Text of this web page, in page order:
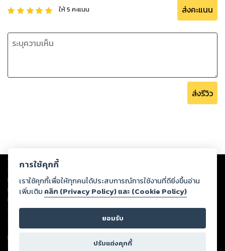
ให้5 คะแนน ส่งคะแนน
ส่งรีวิว
Copyright © 2026
ต่อผลงานหรือเนื้อหาใดที่อัปโหลดผ่านเว็บไซต์และปรากฏว่าละเมิดสิทธิใน
ทรัพย์สินทางปัญญาของบุคคลอื่นหรือขัดต่อกฎหมายและศีลธรรม ดังนั้น ผู้อ่าน
ทุกท่านโปรดใช้วิจารณญาณในการกลั่นกรองด้วยตนเอง และหากท่านพบว่าส่วน
หนึ่งส่วนใดขัดต่อกฎหมายและศีลธรรม กรุณาแจ้งมายังบริษัท เพื่อทีมงานจะได้
ดำเนินการในทันที ทั้งนี้ ทางสตอรี่ล็อกขอสงวนลิขสิทธิ์ตามพระราชบัญญัติ
ลิขสิทธิ์ พ.ศ. 2537 (ฉบับล่าสุด)
For support: member@ookbee.com
Version
การใช้คุกกี้
เราใช้คุกกี้เพื่อให้ทุกคนได้ประสบการณ์การใช้งานที่ดียิ่งขึ้นอ่าน
เพิ่มเติม คลิก (Privacy Policy) และ (Cookie Policy)
ยอมรับ
ปรับแต่งคุกกี้